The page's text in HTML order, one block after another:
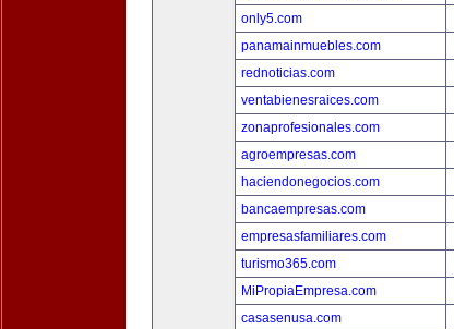
only5.com
panamainmuebles.com
rednoticias.com
ventabienesraices.com
zonaprofesionales.com
agroempresas.com
haciendonegocios.com
bancaempresas.com
empresasfamiliares.com
turismo365.com
MiPropiaEmpresa.com
casasenusa.com